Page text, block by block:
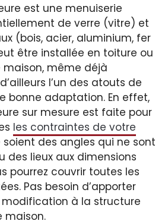
est une menuiserie
de verre (vitre) et
(bois, acier, aluminium, fer
être installée en toiture ou
maison, même déjà
l’un des atouts de
bonne adaptation. En effet,
sur mesure est faite pour
les contraintes de votre
soient des angles qui ne sont
des lieux aux dimensions
pourrez couvrir toutes les
Pas besoin d’apporter
à la structure
maison.